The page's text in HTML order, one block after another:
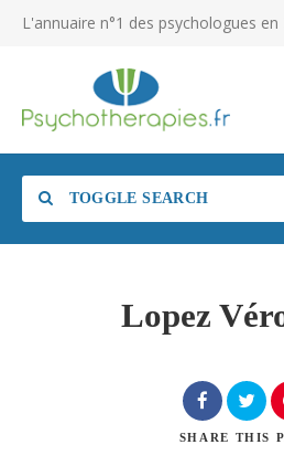
L'annuaire n°1 des psychologues en
TOGGLE SEARCH
Lopez
SHARE THIS